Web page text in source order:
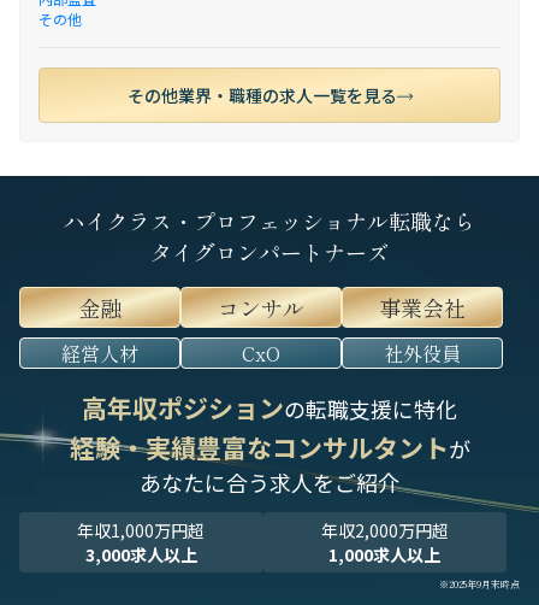
その他
その他業界・職種の求人一覧を見る
ハイクラス・プロフェッショナル転職なら
タイグロンパートナーズ
金融
コンサル 事業会社
経営人材 CxO 社外役員
高年収ポジションの転職支援に特化
経験・実績豊富なコンサルタントが
あなたに合う求人をご紹介
年収1,000万円超
3,000求人以上
年収2,000万円超
1,000求人以上
※2025年9月末時点